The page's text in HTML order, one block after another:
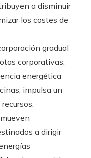
a disminuir
los costes de
gradual
corporativas,
energética
impulsa un
a dirigir